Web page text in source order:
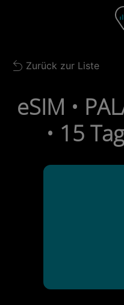
Back to list
Zurück zur Liste
eSIM •
• 15